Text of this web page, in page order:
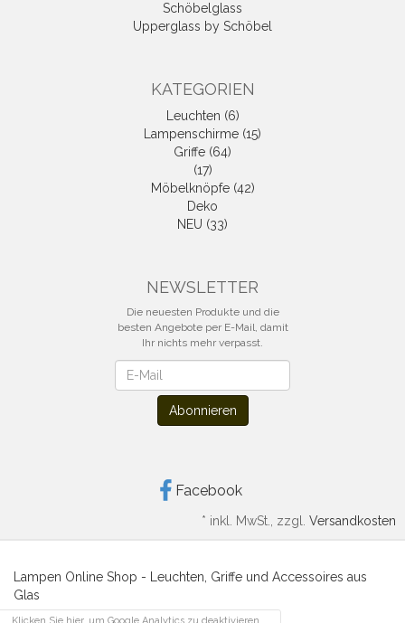
Schöbelglass
Upperglass by Schöbel
KATEGORIEN
Leuchten (6)
Lampenschirme (15)
Griffe (64)
(17)
Möbelknöpfe (42)
Deko
NEU (33)
NEWSLETTER
Die neuesten Produkte und die
besten Angebote per E-Mail, damit
Ihr nichts mehr verpasst.
Abonnieren
Facebook
* inkl. MwSt., zzgl. Versandkosten
Lampen Online Shop - Leuchten, Griffe und Accessoires aus
Glas